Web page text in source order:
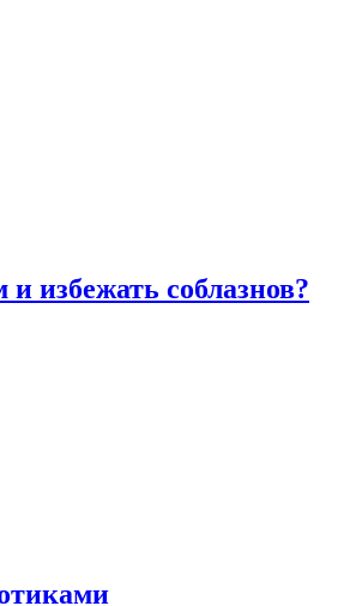
избежать соблазнов?